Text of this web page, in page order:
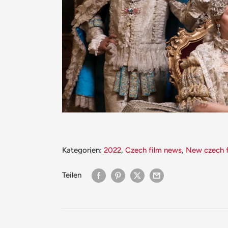
Kategorien: 2022, Czech film news, New czech
Teilen